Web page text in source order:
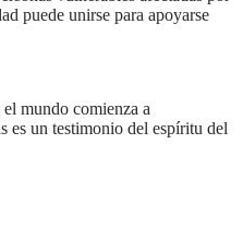
puede unirse para apoyarse
mundo comienza a
es un testimonio del espíritu del